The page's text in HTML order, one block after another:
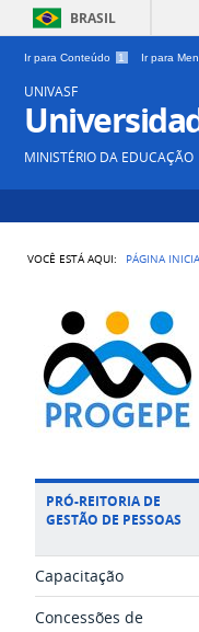
BRASIL
Ir para Conteúdo 1 Ir para
UNIVASF
MINISTÉRIO DA EDUCAÇÃO
VOCÊ ESTÁ AQUI: PÁGINA
PRÓ-REITORIA DE
GESTÃO DE PESSOAS
Capacitação
Concessões de